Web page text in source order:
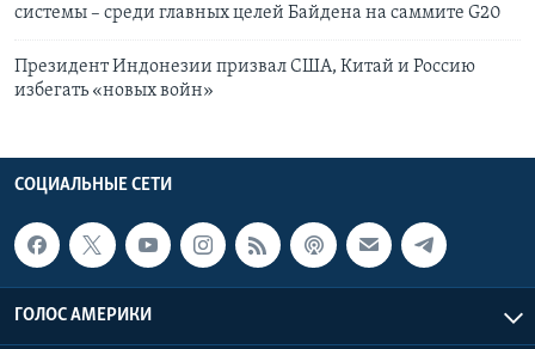
системы – среди главных целей Байдена на саммите G20
Президент Индонезии призвал США, Китай и Россию
избегать «новых войн»
СОЦИАЛЬНЫЕ СЕТИ
ГОЛОС АМЕРИКИ